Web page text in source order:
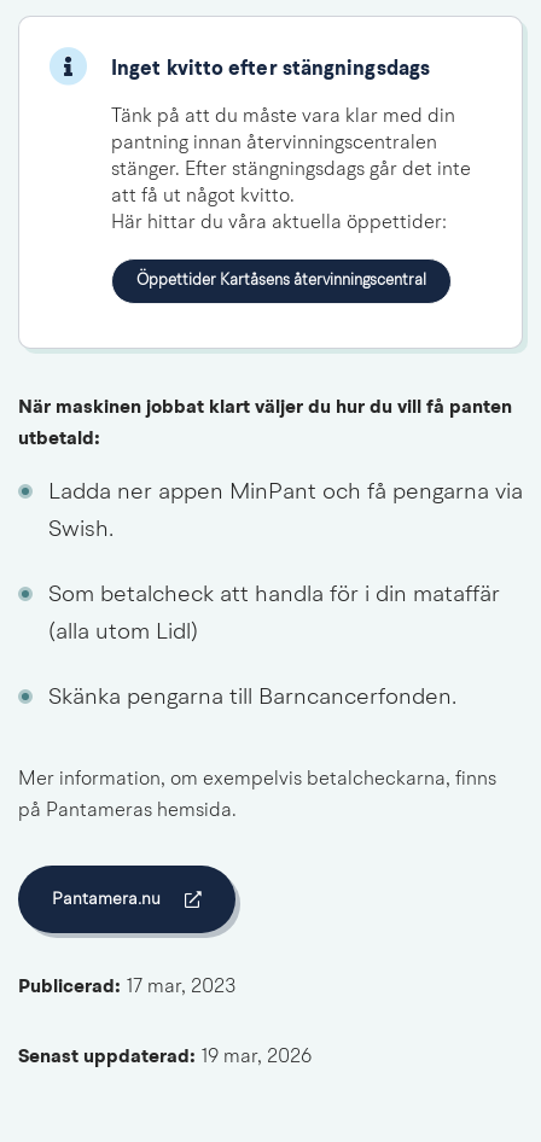
Inget kvitto efter stängningsdags
Tänk på att du måste vara klar med din
pantning innan återvinningscentralen
stänger. Efter stängningsdags går det inte
att få ut något kvitto.
Här hittar du våra aktuella öppettider:
Öppettider Kartåsens återvinningscentral
När maskinen jobbat klart väljer du hur du vill få panten
utbetald:
Ladda ner appen MinPant och få pengarna via
Swish.
Som betalcheck att handla för i din mataffär
(alla utom Lidl)
Skänka pengarna till Barncancerfonden.
Mer information, om exempelvis betalcheckarna, finns
på Pantameras hemsida.
Pantamera.nu
Länk till annan webbplats.
Publicerad: 17 mar, 2023
Senast uppdaterad: 19 mar, 2026